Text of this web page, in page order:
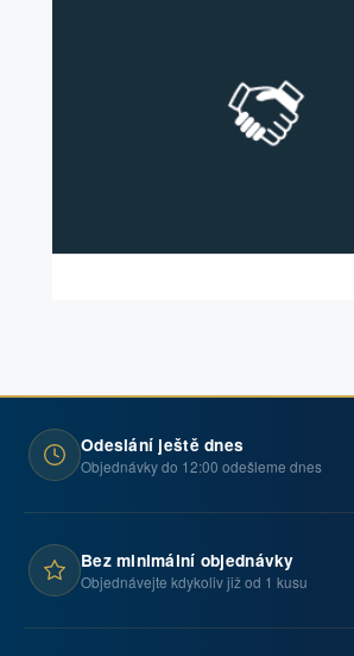
Odeslání ještě dnes
Objednávky do 12:00 odešleme dnes
Bez minimální objednávky
Objednávejte kdykoliv již od 1 kusu